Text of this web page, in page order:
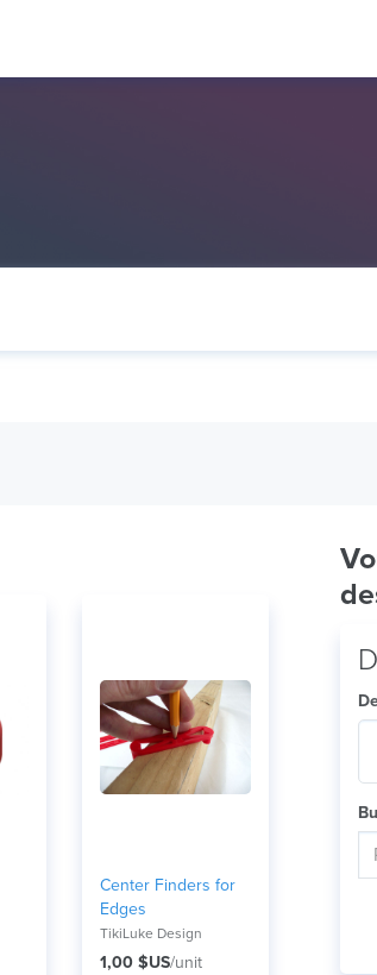
Center Finders for
Edges
TikiLuke Design
1,00 $US/unit